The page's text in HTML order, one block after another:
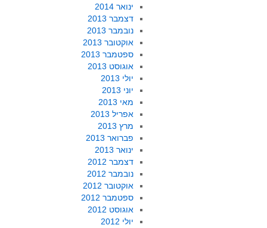
ינואר 2014
דצמבר 2013
נובמבר 2013
אוקטובר 2013
ספטמבר 2013
אוגוסט 2013
יולי 2013
יוני 2013
מאי 2013
אפריל 2013
מרץ 2013
פברואר 2013
ינואר 2013
דצמבר 2012
נובמבר 2012
אוקטובר 2012
ספטמבר 2012
אוגוסט 2012
יולי 2012